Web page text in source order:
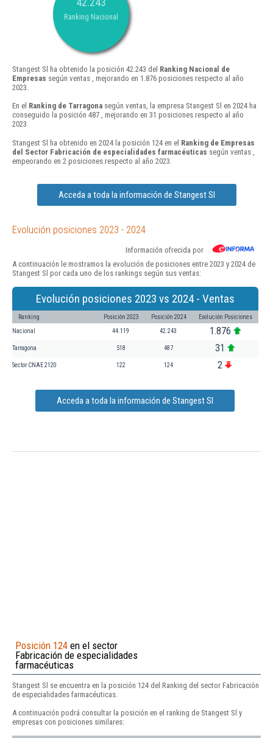
Ranking Nacional
Stangest Sl ha obtenido la posición 42.243 del Ranking Nacional de
Empresas según ventas , mejorando en 1.876 posiciones respecto al año
2023.
En el Ranking de Tarragona según ventas, la empresa Stangest Sl en 2024 ha
conseguido la posición 487 , mejorando en 31 posiciones respecto al año
2023.
Stangest Sl ha obtenido en 2024 la posición 124 en el Ranking de Empresas
del Sector Fabricación de especialidades farmacéuticas según ventas ,
empeorando en 2 posiciones respecto al año 2023.
Acceda a toda la información de Stangest Sl
Evolución posiciones 2023 - 2024
Información ofrecida por
A continuación le mostramos la evolución de posiciones entre 2023 y 2024 de
Stangest Sl por cada uno de los rankings según sus ventas:
Evolución posiciones 2023 vs 2024 - Ventas
Ranking Posición 2023 Posición 2024 Evolución Posiciones
Nacional 44.119 42.243 1.876
Tarragona 518 487 31
Sector CNAE 2120 122 124 2
Acceda a toda la información de Stangest Sl
Posición 124 en el sector
Fabricación de especialidades
farmacéuticas
Stangest Sl se encuentra en la posición 124 del Ranking del sector Fabricación
de especialidades farmacéuticas.
A continuación podrá consultar la posición en el ranking de Stangest Sl y
empresas con posiciones similares: